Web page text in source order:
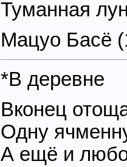
Туманная
Мацуо Басё
*В деревне
Вконец
Одну
А ещё и